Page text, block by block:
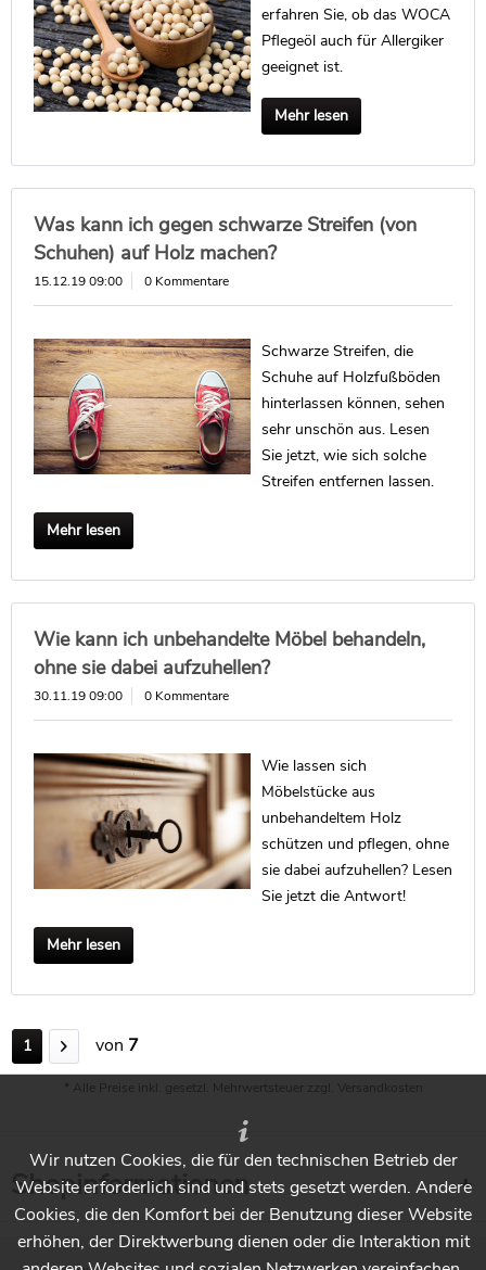
erfahren Sie, ob das WOCA
Pflegeöl auch für Allergiker
geeignet ist.
Mehr lesen
Was kann ich gegen schwarze Streifen (von
Schuhen) auf Holz machen?
15.12.19 09:00 0 Kommentare
Schwarze Streifen, die
Schuhe auf Holzfußböden
hinterlassen können, sehen
sehr unschön aus. Lesen
Sie jetzt, wie sich solche
Streifen entfernen lassen.
Mehr lesen
Wie kann ich unbehandelte Möbel behandeln,
ohne sie dabei aufzuhellen?
30.11.19 09:00 0 Kommentare
Wie lassen sich
Möbelstücke aus
unbehandeltem Holz
schützen und pflegen, ohne
sie dabei aufzuhellen? Lesen
Sie jetzt die Antwort!
Mehr lesen
1 von 7
* Alle Preise inkl. gesetzl. Mehrwertsteuer zzgl. Versandkosten
Shopinformationen
Wir nutzen Cookies, die für den technischen Betrieb der
Website erforderlich sind und stets gesetzt werden. Andere
Cookies, die den Komfort bei der Benutzung dieser Website
erhöhen, der Direktwerbung dienen oder die Interaktion mit